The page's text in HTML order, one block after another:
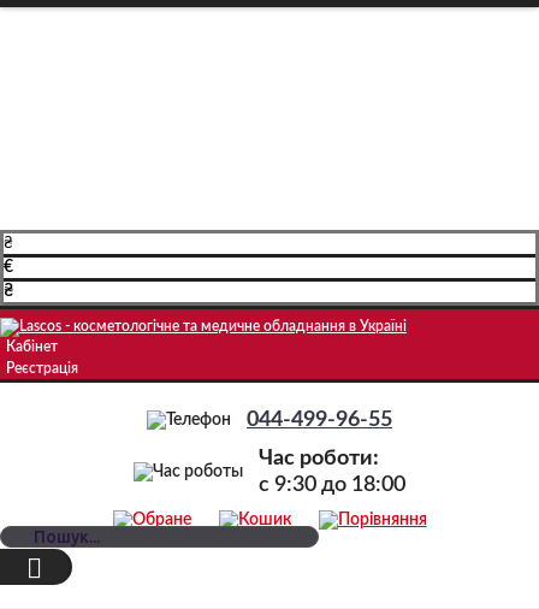
₴
€
₴
Кабінет
Реєстрація
044-499-96-55
Час роботи:
c 9:30 до 18:00